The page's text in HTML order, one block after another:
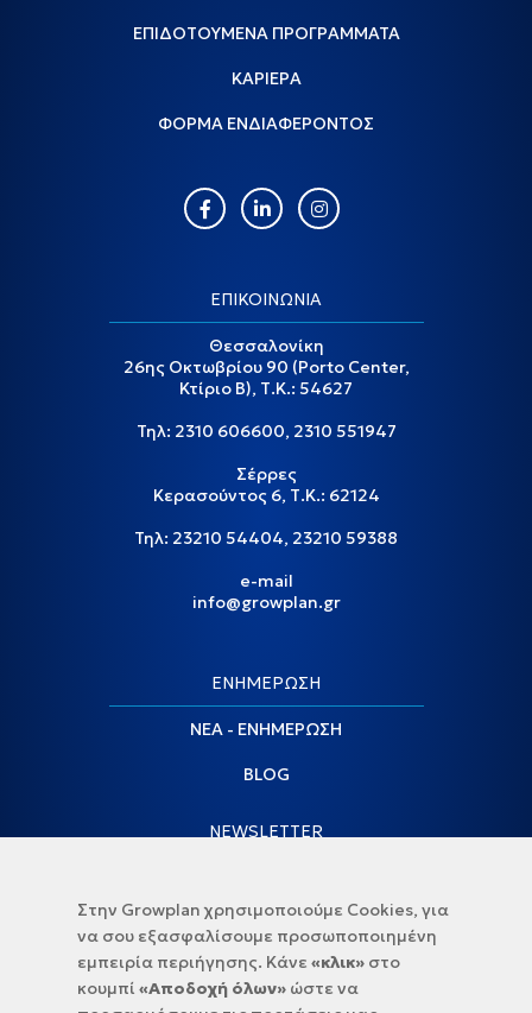
Στην Growplan χρησιμοποιούμε Cookies, για
να σου εξασφαλίσουμε προσωποποιημένη
εμπειρία περιήγησης. Κάνε «κλικ»στο
κουμπί «Αποδοχή όλων»ώστε να
ΕΠΙΔΟΤΟΥΜΕΝΑ ΠΡΟΓΡΑΜΜΑΤΑ
ΚΑΡΙΕΡΑ
ΦΟΡΜΑ ΕΝΔΙΑΦΕΡΟΝΤΟΣ
ΕΠΙΚΟΙΝΩΝΙΑ
Θεσσαλονίκη
26ης Οκτωβρίου 90 (Porto Center,
Κτίριο Β), Τ.Κ.: 54627
Τηλ: 2310 606600, 2310 551947
Σέρρες
Κερασούντος 6, Τ.Κ.: 62124
Τηλ: 23210 54404, 23210 59388
e-mail
info@growplan.gr
ΕΝΗΜΕΡΩΣΗ
ΝΕΑ - ΕΝΗΜΕΡΩΣΗ
BLOG
NEWSLETTER